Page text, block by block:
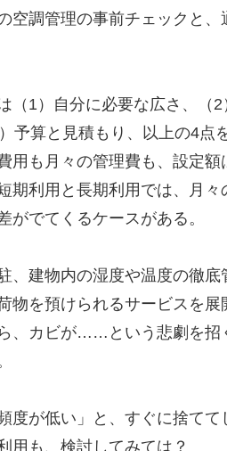
空調管理の事前チェックと、
1）自分に必要な広さ、（2
予算と見積もり、以上の4点
用も月々の管理費も、設定額
期利用と長期利用では、月々
がでてくるケースがある。
建物内の湿度や温度の徹底
物を預けられるサービスを
、カビが……という悲劇を招
が低い」と、すぐに捨てて
用も、検討してみては？